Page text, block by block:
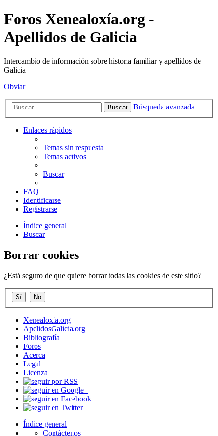
Foros Xenealoxía.org -
Apellidos de Galicia
Intercambio de información sobre historia familiar y apellidos de
Galicia
Obviar
Buscar Búsqueda avanzada
Enlaces rápidos
Temas sin respuesta
Temas activos
Buscar
FAQ
Identificarse
Registrarse
Índice general
Buscar
Borrar cookies
¿Está seguro de que quiere borrar todas las cookies de este sitio?
Xenealoxía.org
ApelidosGalicia.org
Bibliografía
Foros
Acerca
Legal
Licenza
Índice general
Contáctenos